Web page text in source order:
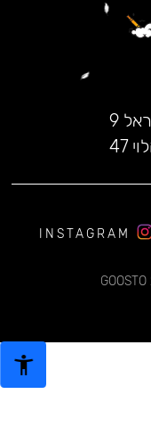
9
47
INSTAGRAM